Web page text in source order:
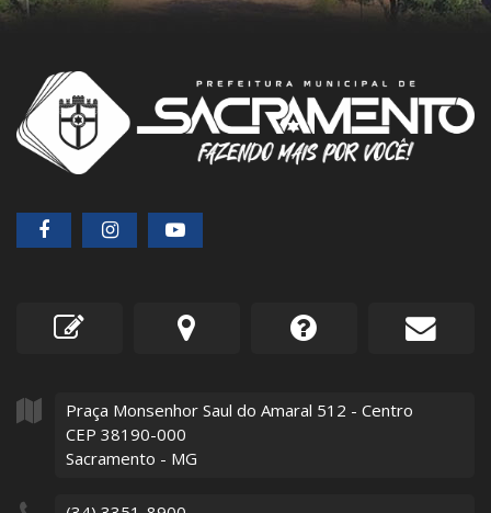
Praça Monsenhor Saul do Amaral 512 - Centro
CEP 38190-000
Sacramento - MG